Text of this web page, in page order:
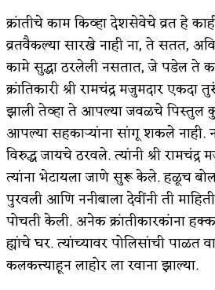
क्रांतीचे काम किव्हा देशसेवेचे व्रत हे
व्रतवैकल्या सारखे नाही ना, ते सतत,
कामे सुद्धा ठरलेली नसतात, जे पडेल ते
क्रांतिकारी श्री रामचंद्र मजुमदार
झाली तेव्हा ते आपल्या जवळचे
आपल्या सहकाऱ्यांना सांगू शकले नाही.
विरुद्ध जायचे ठरवले. त्यांनी श्री रामचंद्र
त्यांना भेटायला जाणे सुरू केले. हळूच
पुरवली आणि ननीबाला देवींनी ती
पोचती केली. अनेक क्रांतीकारकांना
ह्यांचे घर. त्यांच्यावर पोलिसांची पाळत
कलकत्त्याहून लाहोर ला रवाना झाल्या.